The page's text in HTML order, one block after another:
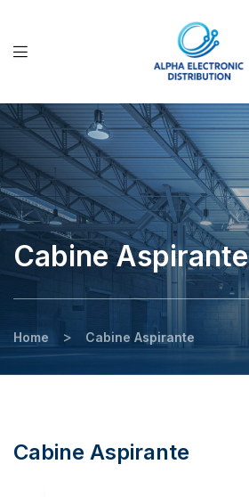
Cabine Aspirante
Home > Cabine Aspirante
Cabine Aspirante